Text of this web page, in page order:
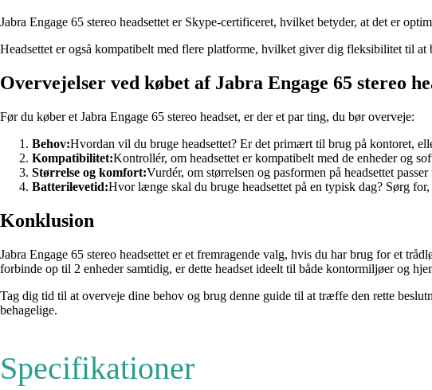
Jabra Engage 65 stereo headsettet er Skype-certificeret, hvilket betyder, at det er
Headsettet er også kompatibelt med flere platforme, hvilket giver dig fleksibilitet til
Overvejelser ved købet af Jabra Engage 65 stereo
Før du køber et Jabra Engage 65 stereo headset, er der et par ting, du bør overveje:
Behov:Hvordan vil du bruge headsettet? Er det primært til brug på kontoret,
Kompatibilitet:Kontrollér, om headsettet er kompatibelt med de enheder og
Størrelse og komfort:Vurdér, om størrelsen og pasformen på headsettet
Batterilevetid:Hvor længe skal du bruge headsettet på en typisk dag? Sørg
Konklusion
Jabra Engage 65 stereo headsettet er et fremragende valg, hvis du har brug for et
forbinde op til 2 enheder samtidig, er dette headset ideelt til både kontormiljøer og
Tag dig tid til at overveje dine behov og brug denne guide til at træffe den rette
behagelige.
Specifikationer